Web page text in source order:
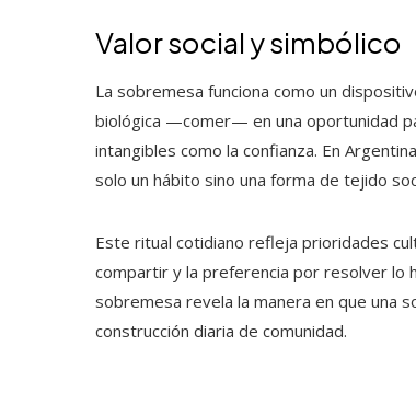
Valor social y simbólico
La sobremesa funciona como un
biológica —comer— en una oportunidad
intangibles como la confianza. En
solo un hábito sino una forma de tejido
Este ritual cotidiano refleja prioridades
compartir y la preferencia por resolver lo
sobremesa revela la manera en que una
construcción diaria de comunidad.